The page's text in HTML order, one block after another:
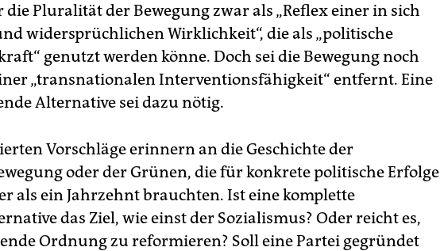
die Pluralität der Bewegung zwar als „Reflex einer in sich
widersprüchlichen Wirklichkeit“, die als „politische
genutzt werden könne. Doch sei die Bewegung noch
„transnationalen Interventionsfähigkeit“ entfernt. Eine
Alternative sei dazu nötig.
Vorschläge erinnern an die Geschichte der
oder der Grünen, die für konkrete politische Erfolge
als ein Jahrzehnt brauchten. Ist eine komplette
das Ziel, wie einst der Sozialismus? Oder reicht es,
Ordnung zu reformieren? Soll eine Partei gegründet